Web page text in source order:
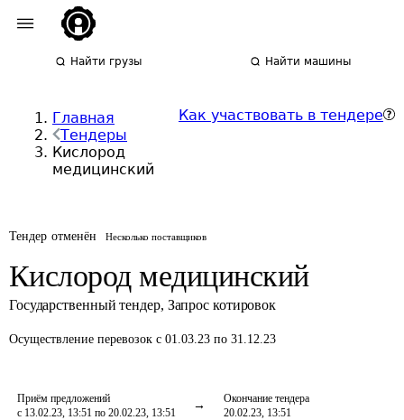
Найти грузы Найти машины
Главная
Тендеры
Кислород
медицинский
Как участвовать в тендере
Тендер отменён Несколько поставщиков
Кислород медицинский
Государственный тендер, Запрос котировок
Осуществление перевозок с 01.03.23 по 31.12.23
Приём предложений
с 13.02.23, 13:51 по 20.02.23, 13:51
Окончание тендера
20.02.23, 13:51